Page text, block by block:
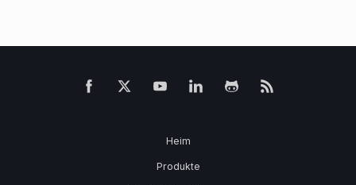
Heim
Produkte